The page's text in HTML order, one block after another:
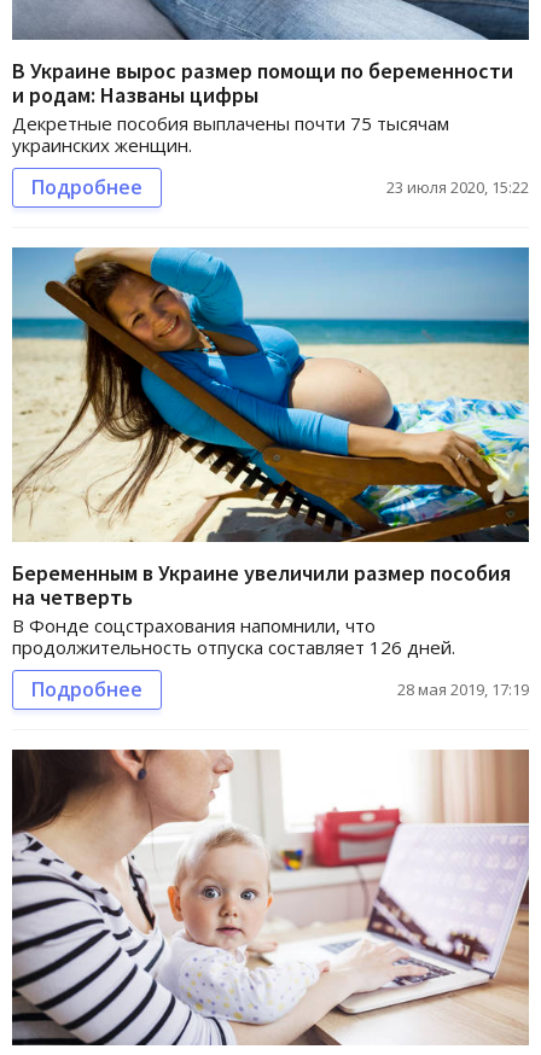
В Украине вырос размер помощи по беременности
и родам: Названы цифры
Декретные пособия выплачены почти 75 тысячам
украинских женщин.
Подробнее 23 июля 2020, 15:22
Беременным в Украине увеличили размер пособия
на четверть
В Фонде соцстрахования напомнили, что
продолжительность отпуска составляет 126 дней.
Подробнее 28 мая 2019, 17:19